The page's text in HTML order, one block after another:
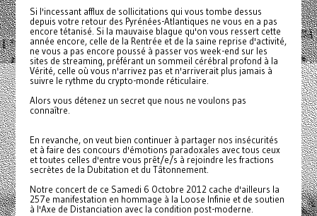
Si l'incessant afflux de sollicitations qui vous tombe dessus
depuis votre retour des Pyrénées-Atlantiques ne vous en a pas
encore tétanisé. Si la mauvaise blague qu'on vous ressert cette
année encore, celle de la Rentrée et de la saine reprise d'activité,
ne vous a pas encore poussé à passer vos week-end sur les
sites de streaming, préférant un sommeil cérébral profond à la
Vérité, celle où vous n'arrivez pas et n'arriverait plus jamais à
suivre le rythme du crypto-monde réticulaire.
Alors vous détenez un secret que nous ne voulons pas
connaître.
En revanche, on veut bien continuer à partager nos insécurités
et à faire des concours d'émotions paradoxales avec tous ceux
et toutes celles d'entre vous prêt/e/s à rejoindre les fractions
secrètes de la Dubitation et du Tâtonnement.
Notre concert de ce Samedi 6 Octobre 2012 cache d'ailleurs la
257e manifestation en hommage à la Loose Infinie et de soutien
à l'Axe de Distanciation avec la condition post-moderne.